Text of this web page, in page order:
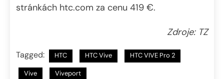
stránkách htc.com za cenu 419 €.
Zdroje: TZ
Tagged: HTC HTC Vive HTC VIVE Pro 2
Vive Viveport